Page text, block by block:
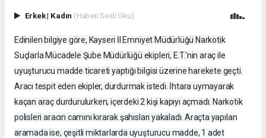
Erkek| Kadın (Haberi Sesli Oku)
Edinilen bilgiye göre, Kayseri İl Emniyet Müdürlüğü Narkotik
Suçlarla Mücadele Şube Müdürlüğü ekipleri, E.T.'nin araç ile
uyuşturucu madde ticareti yaptığı bilgisi üzerine harekete geçti.
Aracı tespit eden ekipler, durdurmak istedi. İhtara uymayarak
kaçan araç durdurulurken, içerdeki 2 kişi kapıyı açmadı. Narkotik
polisleri aracın camını kırarak şahısları yakaladı. Araçta yapılan
aramada ise, çeşitli miktarlarda uyuşturucu madde, 1 adet